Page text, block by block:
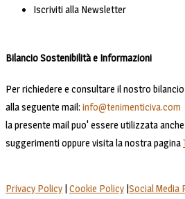
Iscriviti alla Newsletter
Bilancio Sostenibilità e Informazioni
Per richiedere e consultare il nostro
alla seguente mail: info@tenimenticiva.com
la presente mail puo' essere utilizzata
suggerimenti oppure visita la nostra pagina
Privacy Policy | Cookie Policy |Social Media